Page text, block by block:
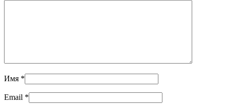
Имя *
Email *